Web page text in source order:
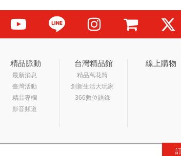
精品脈動
最新消息
臺灣活動
精品專欄
影音頻道
台灣精品館
精品萬花筒
創新生活大玩家
366數位語錄
線上購物